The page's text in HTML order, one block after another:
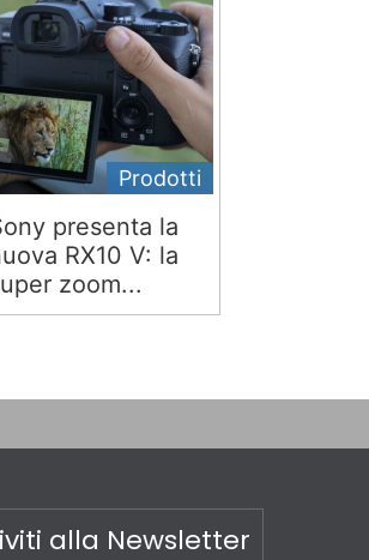
Prodotti
presenta la
RX10 V: la
zoom...
alla Newsletter